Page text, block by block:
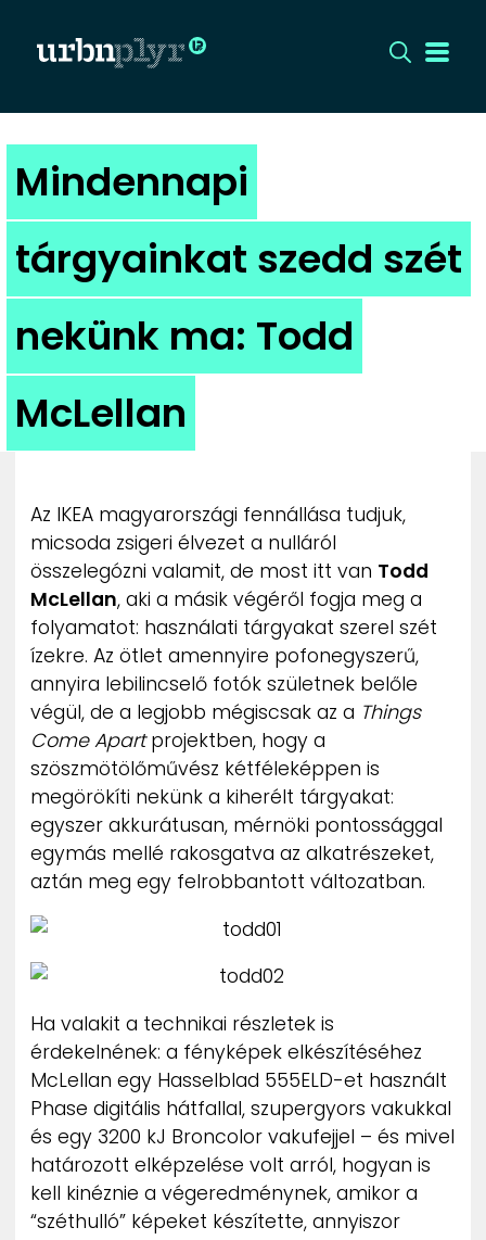
CÍMLAP
DIZÁJN
DIVAT
HIP
UTCA
ZENE
MÉDIAAJÁNLAT
IMPRESSZUM
PR-ARCHÍVUM
ADATKEZELÉSI TÁJÉKOZTATÓ
Mindennapi
tárgyainkat szedd szét
nekünk ma: Todd
McLellan
Az IKEA magyarországi fennállása tudjuk,
micsoda zsigeri élvezet a nulláról
összelegózni valamit, de most itt van Todd
McLellan, aki a másik végéről fogja meg a
folyamatot: használati tárgyakat szerel szét
ízekre. Az ötlet amennyire pofonegyszerű,
annyira lebilincselő fotók születnek belőle
végül, de a legjobb mégiscsak az a Things
Come Apartprojektben, hogy a
szöszmötölőművész kétféleképpen is
megörökíti nekünk a kiherélt tárgyakat:
egyszer akkurátusan, mérnöki pontossággal
egymás mellé rakosgatva az alkatrészeket,
aztán meg egy felrobbantott változatban.
Ha valakit a technikai részletek is
érdekelnének: a fényképek elkészítéséhez
McLellan egy Hasselblad 555ELD-et használt
Phase digitális hátfallal, szupergyors vakukkal
és egy 3200 kJ Broncolor vakufejjel – és mivel
határozott elképzelése volt arról, hogyan is
kell kinéznie a végeredménynek, amikor a
“széthulló” képeket készítette, annyiszor